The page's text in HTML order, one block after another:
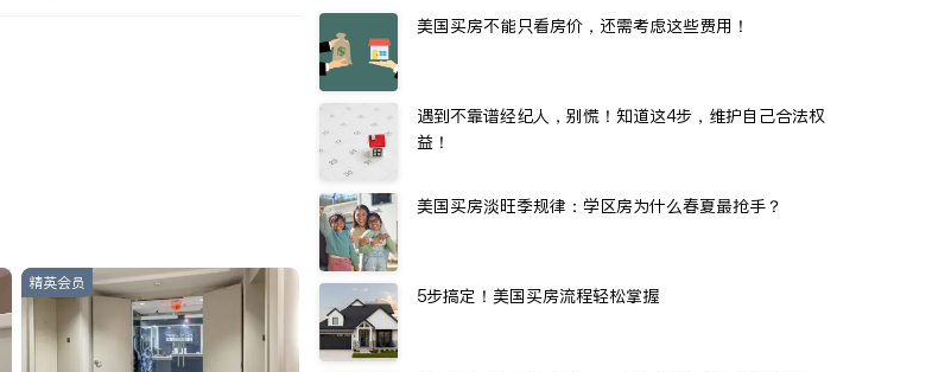
精英会员
美国买房不能只看房价，还需考虑这些费用！
遇到不靠谱经纪人，别慌！知道这4步，维护自己合法权
益！
美国买房淡旺季规律：学区房为什么春夏最抢手？
5步搞定！美国买房流程轻松掌握